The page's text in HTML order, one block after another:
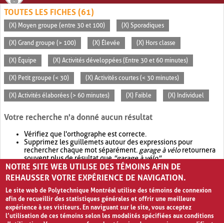
TOUTES LES FICHES (61)
(X) Moyen groupe (entre 30 et 100) (X) Sporadiques
(X) Grand groupe (> 100) (X) Élevée (X) Hors classe
(X) Équipe (X) Activités développées (Entre 30 et 60 minutes)
(X) Petit groupe (< 30) (X) Activités courtes (< 30 minutes)
(X) Activités élaborées (> 60 minutes) (X) Faible (X) Individuel
Votre recherche n'a donné aucun résultat
Vérifiez que l'orthographe est correcte.
Supprimez les guillemets autour des expressions pour
rechercher chaque mot séparément. garage à véloretournera
souvent plus de résultat que"garage à vélo".
Envisagez d'élargir votre recherche avec OR.garage OR vélo
retournera souvent plus de résultat quegarage à vélo
NOTRE SITE WEB UTILISE DES TÉMOINS AFIN DE
REHAUSSER VOTRE EXPÉRIENCE DE NAVIGATION.
Le site web de Polytechnique Montréal utilise des témoins de connexion
afin de recueillir des statistiques générales et offrir une meilleure
expérience à ses visiteurs. En naviguant sur le site, vous acceptez
l’utilisation de ces témoins selon les modalités spécifiées aux conditions